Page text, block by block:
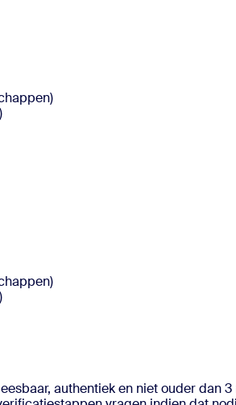
authentiek en niet ouder dan 3